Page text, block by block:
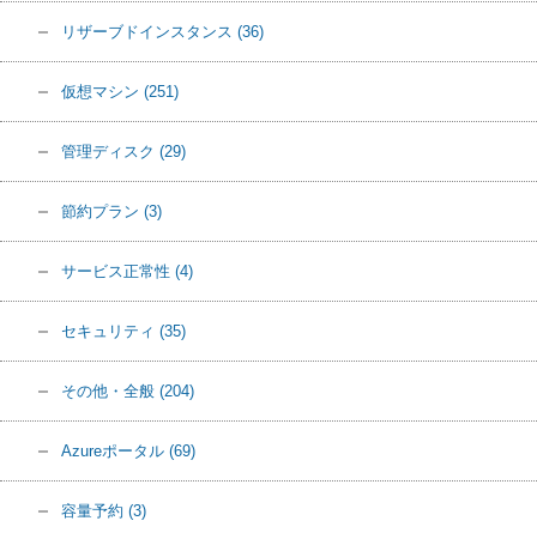
リザーブドインスタンス (36)
仮想マシン (251)
管理ディスク (29)
節約プラン (3)
サービス正常性 (4)
セキュリティ (35)
その他・全般 (204)
Azureポータル (69)
容量予約 (3)